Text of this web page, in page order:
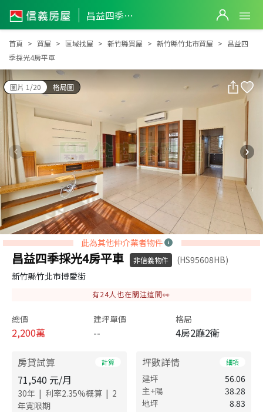
昌益四季採光4房平車
昌益四季採光4房平車
首頁 買屋 區域找屋 新竹縣買屋 新竹縣竹北市買屋
昌益四
季採光4房平車
圖片 1/20 格局圖
此為其他仲介業者物件
昌益四季採光4房平車 非信義物件
(HS95608HB)
新竹縣竹北市博愛街
有24人也在關注這間👀
總價
2,200萬
建坪單價
--
格局
4房2廳2衛
房貸試算 計算
71,540 元/月
30年 | 利率2.35%概算 | 2
年寬限期
坪數詳情 細項
建坪
56.06
主+陽
38.28
地坪
8.83